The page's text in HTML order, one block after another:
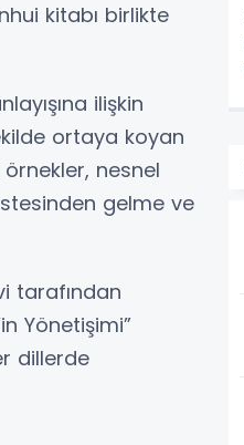
kitabı birlikte
ilişkin
ortaya koyan
nesnel
gelme ve
tarafından
Yönetişimi”
dillerde